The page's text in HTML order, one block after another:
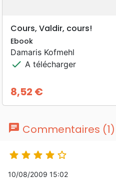
Cours, Valdir, cours!
Ebook
Damaris Kofmehl
check A télécharger
Prix
8,52 €
chat Commentaires (1)
    
10/08/2009 15:02